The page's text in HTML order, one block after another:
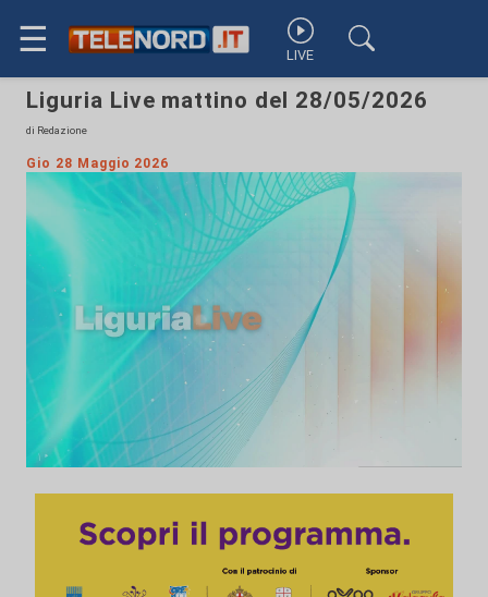
☰ LIVE
Liguria Live mattino del 28/05/2026
di Redazione
Gio 28 Maggio 2026